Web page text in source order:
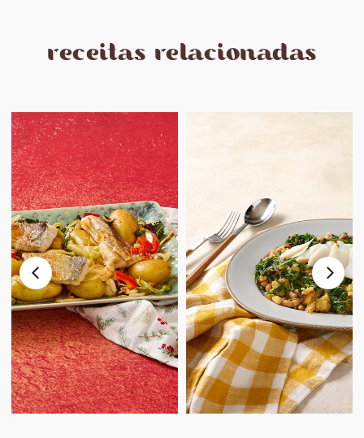
receitas relacionadas